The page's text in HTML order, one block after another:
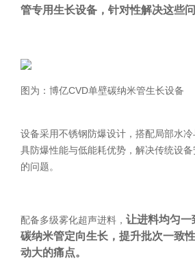
管专用生长设备，针对性解决这些问
图为：博亿CVD单壁碳纳米管生长设备
设备采用不锈钢防爆设计，搭配局部水
具防爆性能与低能耗优势，解决传统设
的问题。
配备多级雾化超声进料， 让进料均匀一
碳纳米管定向生长，提升批次一致
动大的痛点。